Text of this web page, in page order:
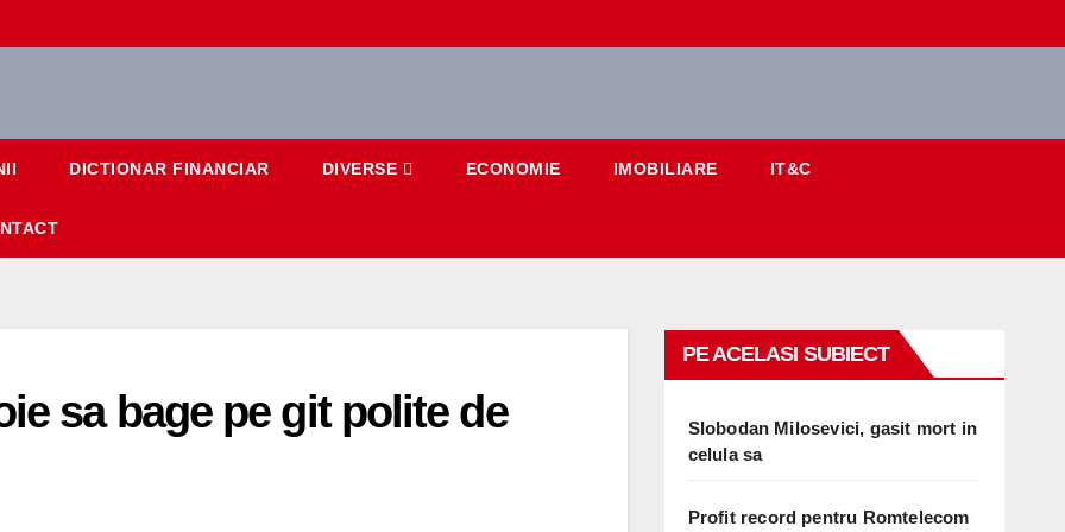
DICTIONAR FINANCIAR DIVERSE ECONOMIE IMOBILIARE IT&C
sa bage pe git polite de
PE ACELASI SUBIECT
Slobodan Milosevici, gasit mort in
celula sa
Profit record pentru Romtelecom